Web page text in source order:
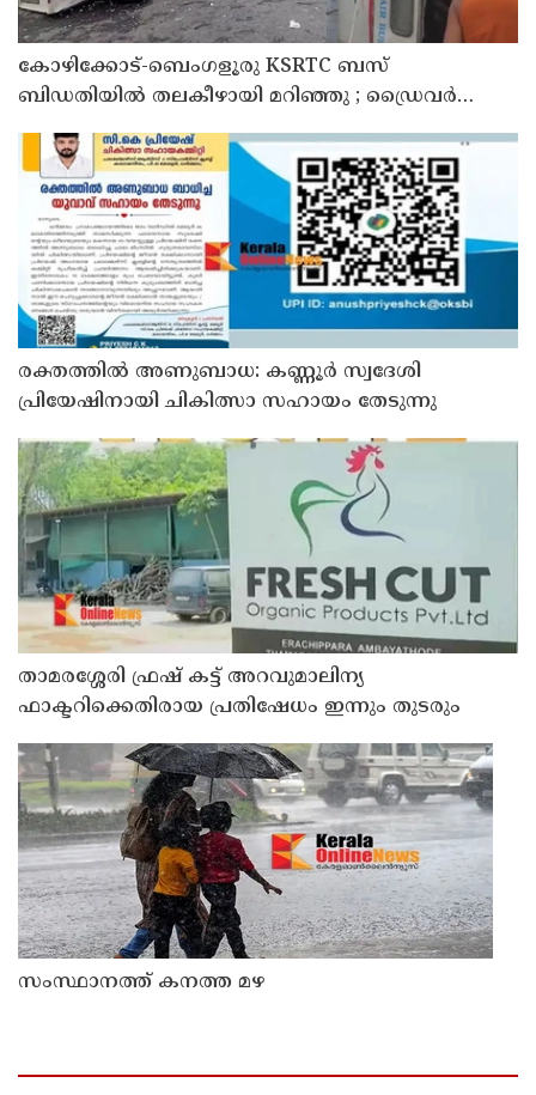
കോഴിക്കോട്-ബെംഗളൂരു KSRTC ബസ്
ബിഡതിയിൽ തലകീഴായി മറിഞ്ഞു ; ഡ്രെെവർക്കും
കണ്ടക്ടർക്കും ദാരുണാന്ത്യം, നിരവധി യാത്രക്കാർക്ക്
പരിക്ക്
രക്തത്തിൽ അണുബാധ: കണ്ണൂർ സ്വദേശി
പ്രിയേഷിനായി ചികിത്സാ സഹായം തേടുന്നു
താമരശ്ശേരി ഫ്രഷ് കട്ട് അറവുമാലിന്യ
ഫാക്ടറിക്കെതിരായ പ്രതിഷേധം ഇന്നും തുടരും
സംസ്ഥാനത്ത് കനത്ത മഴ